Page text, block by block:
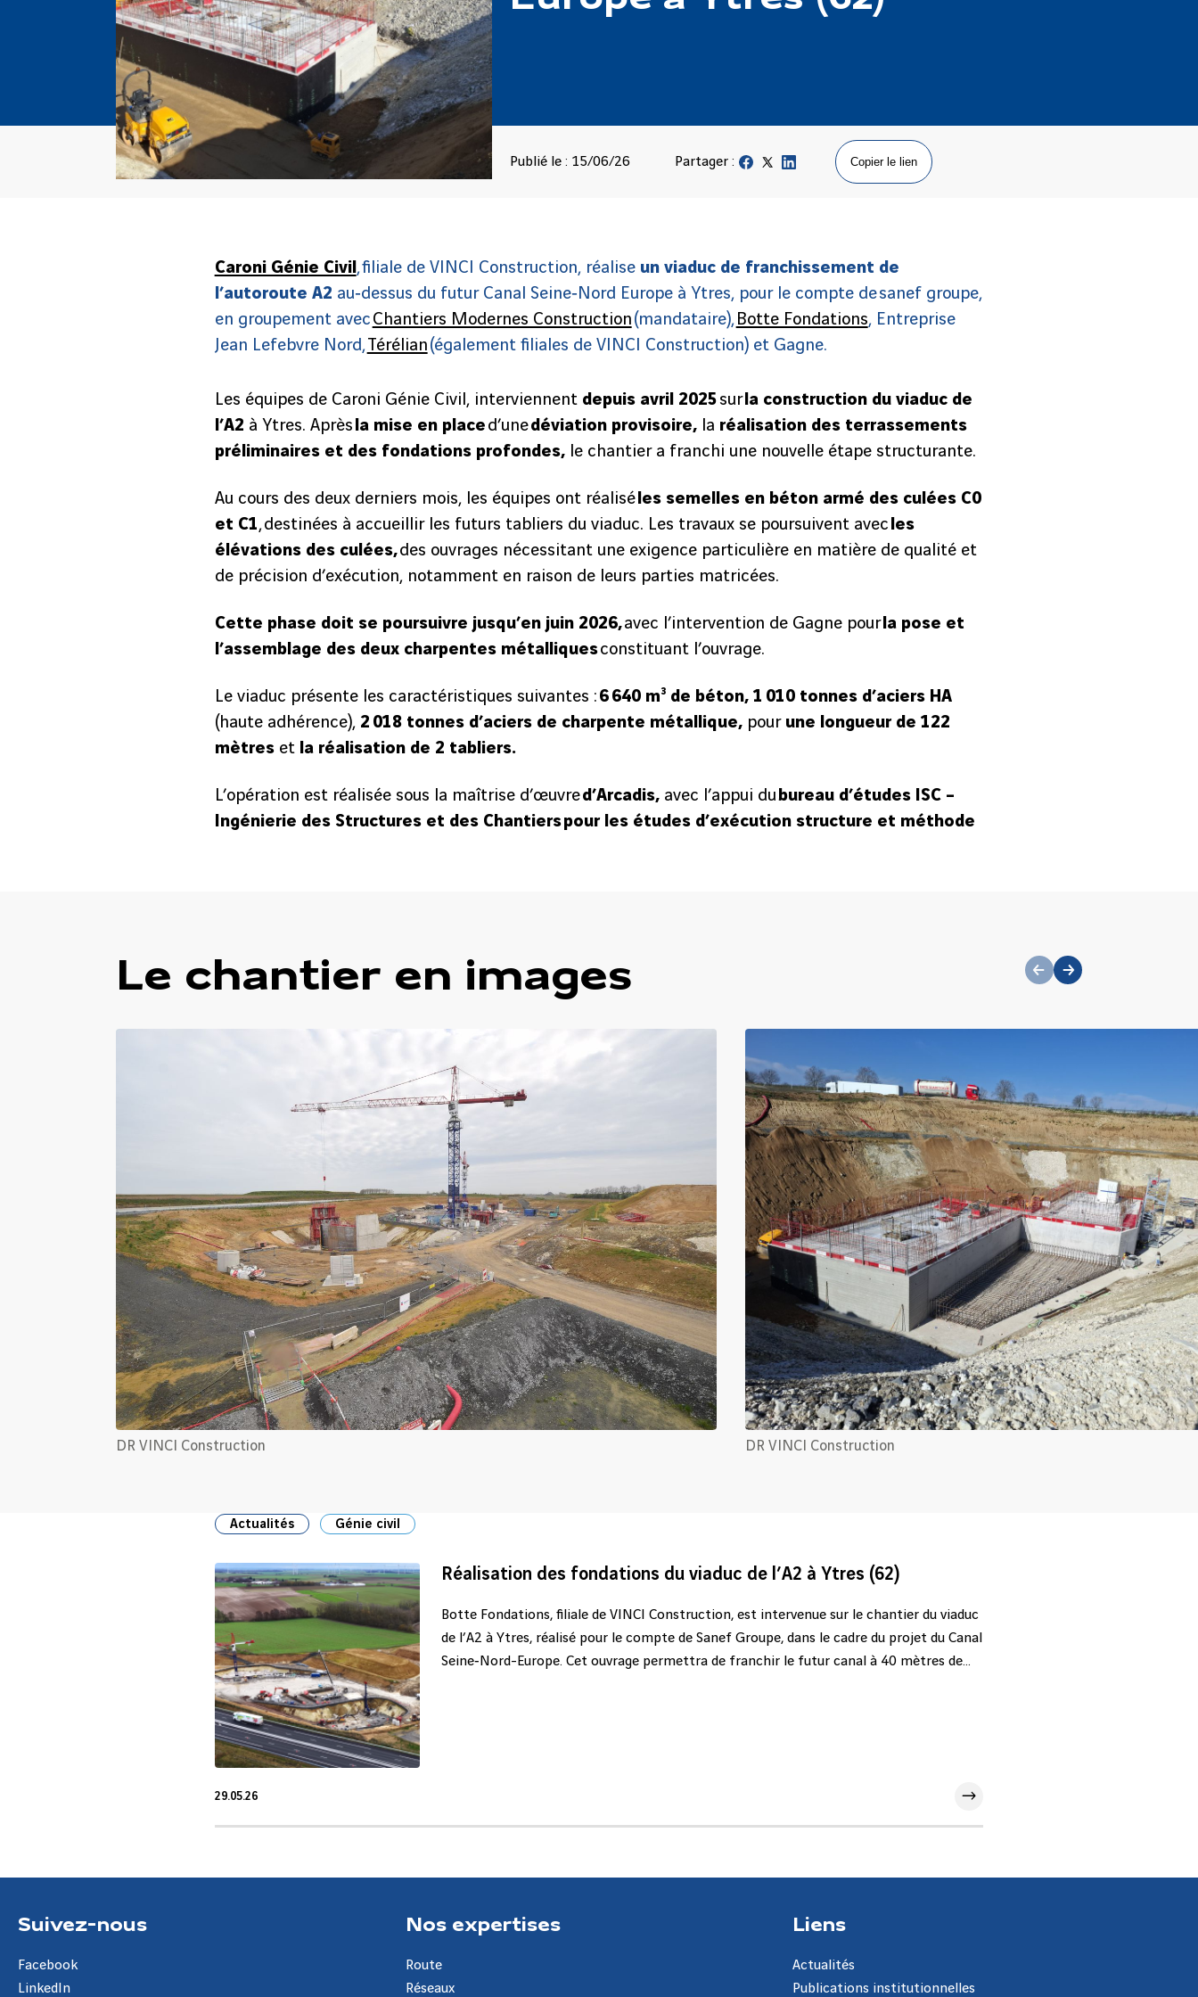
Publié le : 15/06/26 Partager : Copier le lien
Caroni Génie Civil, filiale de VINCI Construction, réalise un viaduc de franchissement de
l’autoroute A2 au‑dessus du futur Canal Seine‑Nord Europe à Ytres, pour le compte de sanef groupe,
en groupement avecChantiers Modernes Construction(mandataire),Botte Fondations, Entreprise
Jean Lefebvre Nord,Térélian(également filiales de VINCI Construction) et Gagne.
Les équipes de Caroni Génie Civil, interviennent depuis avril 2025surla construction du viaduc de
l’A2 à Ytres. Aprèsla mise en placed’unedéviation provisoire,la réalisation des terrassements
préliminaires et des fondations profondes,le chantier a franchi une nouvelle étape structurante.
Au cours des deux derniers mois, les équipes ont réaliséles semelles en béton armé des culées C0
et C1, destinées à accueillir les futurs tabliers du viaduc. Les travaux se poursuivent avecles
élévations des culées,des ouvrages nécessitant une exigence particulière en matière de qualité et
de précision d’exécution, notamment en raison de leurs parties matricées.
Cette phase doit se poursuivre jusqu’en juin 2026,avec l’intervention de Gagne pourla pose et
l’assemblage des deux charpentes métalliquesconstituant l’ouvrage.
Le viaduc présente les caractéristiques suivantes :6 640 m³ de béton, 1 010 tonnes d’aciers HA
(haute adhérence), 2 018 tonnes d’aciers de charpente métallique,pour une longueur de 122
mètreset la réalisation de 2 tabliers.
L’opération est réalisée sous la maîtrise d’œuvred’Arcadis,avec l’appui dubureau d’études ISC –
Ingénierie des Structures et des Chantiers pour les études d’exécution structure et méthode
Le chantier en images
DR VINCI Construction DR VINCI Construction
précédent
suivant
Actualités Génie civil
Réalisation des fondations du viaduc de l’A2 à Ytres (62)
Botte Fondations, filiale de VINCI Construction, est intervenue sur le chantier du viaduc
de l’A2 à Ytres, réalisé pour le compte de Sanef Groupe, dans le cadre du projet du Canal
Seine‑Nord-Europe. Cet ouvrage permettra de franchir le futur canal à 40 mètres de
29.05.26
Suivez-nous
Facebook
LinkedIn
Nos expertises
Route
Réseaux
Liens
Actualités
Publications institutionnelles